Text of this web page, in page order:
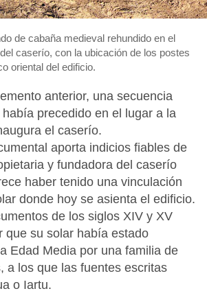
de cabaña medieval rehundido en el
caserío, con la ubicación de los postes
oriental del edificio.
anterior, una secuencia
precedido en el lugar a la
el caserío.
aporta indicios fiables de
y fundadora del caserío
haber tenido una vinculación
donde hoy se asienta el edificio.
de los siglos XIV y XV
que su solar había estado
Edad Media por una familia de
a los que las fuentes escritas
o Iartu.